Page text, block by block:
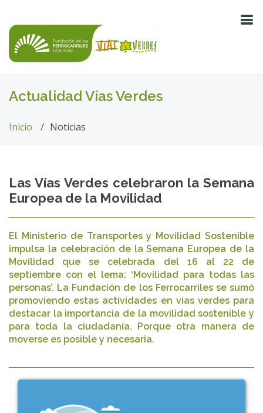
Actualidad Vías Verdes
Inicio Noticias
Las Vías Verdes celebraron la Semana
Europea de la Movilidad
El Ministerio de Transportes y Movilidad Sostenible
impulsa la celebración de la Semana Europea de la
Movilidad que se celebrada del 16 al 22 de
septiembre con el lema: ‘Movilidad para todas las
personas’. La Fundación de los Ferrocarriles se sumó
promoviendo estas actividades en vías verdes para
destacar la importancia de la movilidad sostenible y
para toda la ciudadanía. Porque otra manera de
moverse es posible y necesaria.